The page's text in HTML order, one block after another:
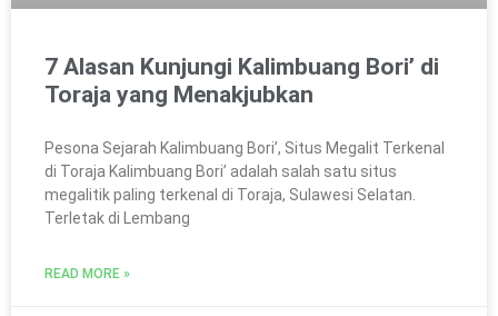
7 Alasan Kunjungi Kalimbuang Bori’ di
Toraja yang Menakjubkan
Pesona Sejarah Kalimbuang Bori’, Situs Megalit Terkenal
di Toraja Kalimbuang Bori’ adalah salah satu situs
megalitik paling terkenal di Toraja, Sulawesi Selatan.
Terletak di Lembang
READ MORE »